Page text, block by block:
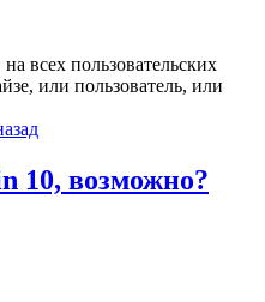
на всех пользовательских
или пользователь, или
10, возможно?